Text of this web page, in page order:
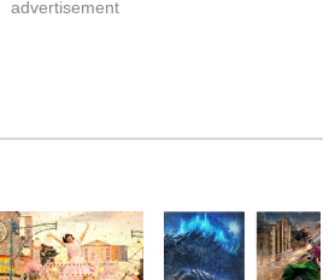
advertisement